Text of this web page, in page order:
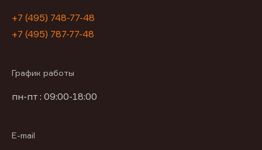
+7 (495) 748-77-48
+7 (495) 787-77-48
График работы
пн-пт : 09:00-18:00
E-mail